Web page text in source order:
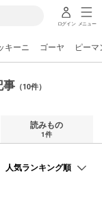
ログイン メニュー
キーニ ゴーヤ ピーマ
事（10件）
読みもの
1件